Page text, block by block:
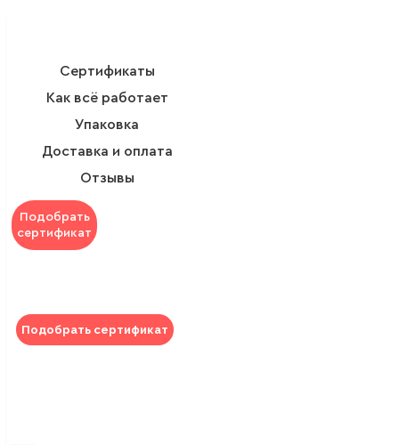
Сертификаты
Как всё работает
Упаковка
Доставка и оплата
Отзывы
Подобрать
сертификат
Подобрать сертификат